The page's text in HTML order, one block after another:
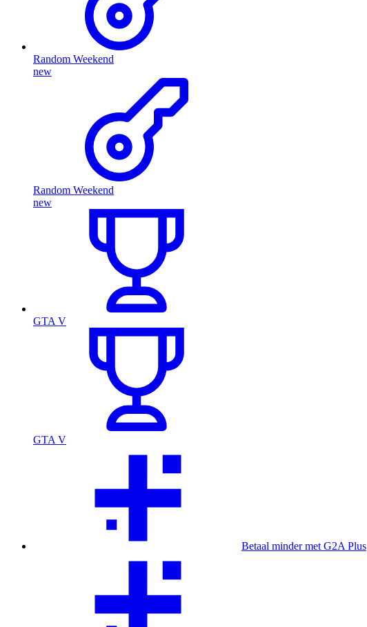
Random Weekend
new
Random Weekend
new
GTA V
GTA V
Betaal minder met G2A Plus